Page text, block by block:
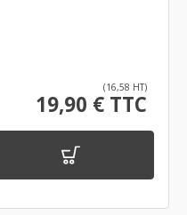
(16,58 HT)
19,90 € TTC